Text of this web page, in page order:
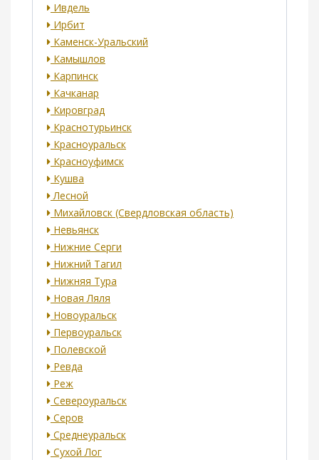
Ивдель
Ирбит
Каменск-Уральский
Камышлов
Карпинск
Качканар
Кировград
Краснотурьинск
Красноуральск
Красноуфимск
Кушва
Лесной
Михайловск (Свердловская область)
Невьянск
Нижние Серги
Нижний Тагил
Нижняя Тура
Новая Ляля
Новоуральск
Первоуральск
Полевской
Ревда
Реж
Североуральск
Серов
Среднеуральск
Сухой Лог